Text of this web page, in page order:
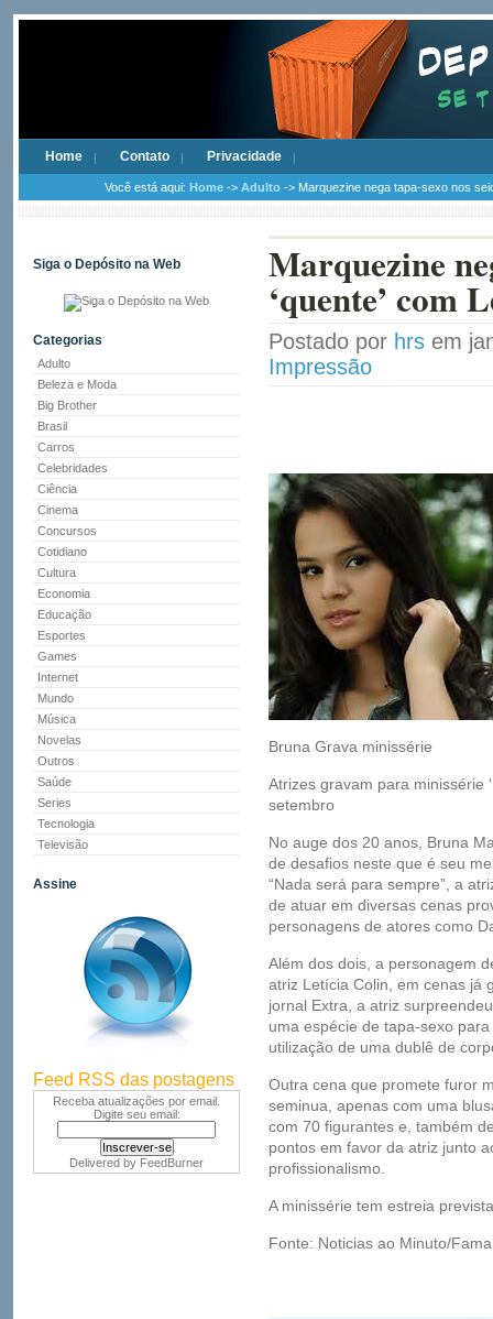
Home Contato Privacidade
Você está aqui: Home -> Adulto -> Marquezine nega tapa-sexo nos
Siga o Depósito na Web
Categorias
Adulto
Beleza e Moda
Big Brother
Brasil
Carros
Celebridades
Ciência
Cinema
Concursos
Cotidiano
Cultura
Economia
Educação
Esportes
Games
Internet
Mundo
Música
Novelas
Outros
Saúde
Series
Tecnologia
Televisão
Assine
Feed RSS das postagens
Receba atualizações por email.
Digite seu email:
Delivered by FeedBurner
Marquezine
‘quente’ com
Postado por hrs em
Impressão
Bruna Grava minissérie
Atrizes gravam para minissérie
setembro
No auge dos 20 anos, Bruna
de desafios neste que é seu
“Nada será para sempre”, a
de atuar em diversas cenas
personagens de atores como
Além dos dois, a personagem
atriz Letícia Colin, em cenas já
jornal Extra, a atriz
uma espécie de tapa-sexo
utilização de uma dublê de
Outra cena que promete furor
seminua, apenas com uma
com 70 figurantes e, também
pontos em favor da atriz junto
profissionalismo.
A minissérie tem estreia
Fonte: Noticias ao Minuto/Fama